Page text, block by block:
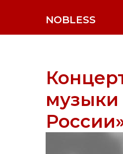
NOBLESS
музыки